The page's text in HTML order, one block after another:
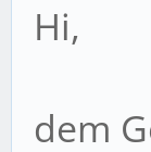
Hi,
dem